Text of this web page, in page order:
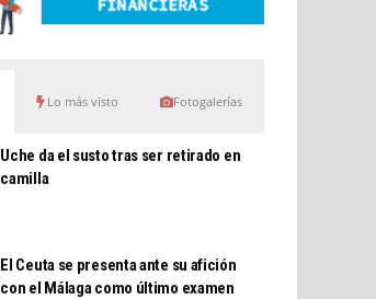
Lo más visto Fotogalerías
Uche da el susto tras ser retirado en
camilla
El Ceuta se presenta ante su afición
con el Málaga como último examen